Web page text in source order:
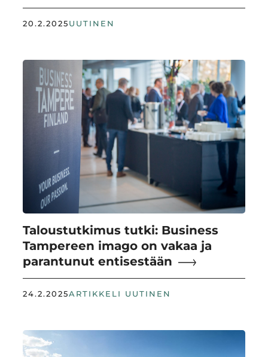
20.2.2025UUTINEN
Taloustutkimus tutki: Business
Tampereen imago on vakaa ja
parantunut entisestään
24.2.2025ARTIKKELI UUTINEN